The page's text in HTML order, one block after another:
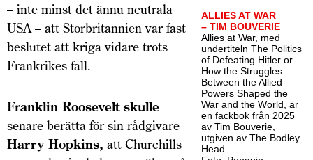
ALLIES AT WAR
– TIM BOUVERIE
Allies at War, med
undertiteln The Politics
of Defeating Hitler or
How the Struggles
Between the Allied
Powers Shaped the
War and the World, är
en fackbok från 2025
av Tim Bouverie,
utgiven av The Bodley
Head.
– inte minst det ännu neutrala
USA – att Storbritannien var fast
beslutet att kriga vidare trots
Frankrikes fall.
Franklin Roosevelt skulle
senare berätta för sin rådgivare
Harry Hopkins, att Churchills